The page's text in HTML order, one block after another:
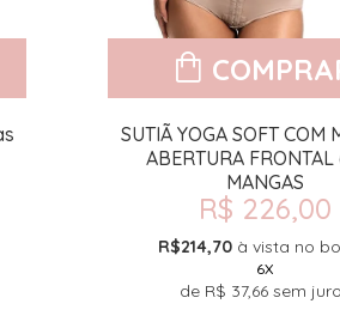
SUTIÃ YOGA SOFT COM
ABERTURA
MANGAS
R$ 226,00
R$214,70 à vista no
6X
de R$ 37,66sem